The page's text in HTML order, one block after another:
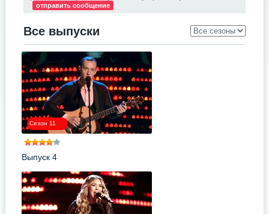
отправить сообщение
Все выпуски
Сезон 11
Выпуск 4